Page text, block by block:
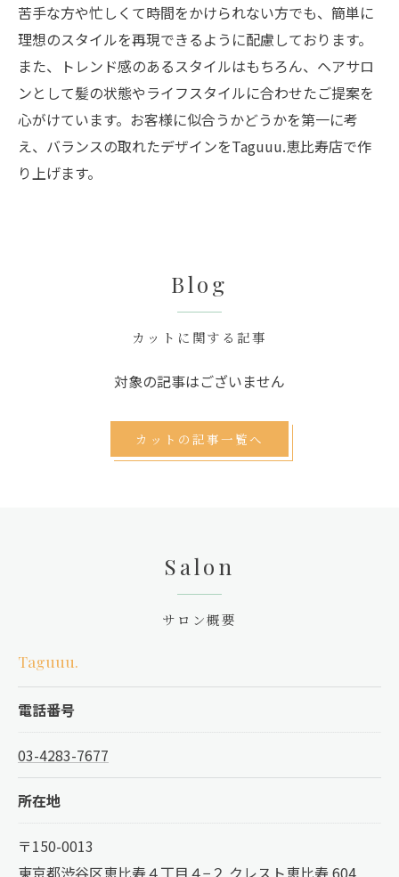
苦手な方や忙しくて時間をかけられない方でも、簡単に
理想のスタイルを再現できるように配慮しております。
また、トレンド感のあるスタイルはもちろん、ヘアサロ
ンとして髪の状態やライフスタイルに合わせたご提案を
心がけています。お客様に似合うかどうかを第一に考
え、バランスの取れたデザインをTaguuu.恵比寿店で作
り上げます。
カットに関する記事
Blog
対象の記事はございません
カットの記事一覧へ
サロン概要
Salon
Taguuu.
電話番号
03-4283-7677
所在地
〒150-0013
東京都渋谷区恵比寿４丁目４−２ クレスト恵比寿 604